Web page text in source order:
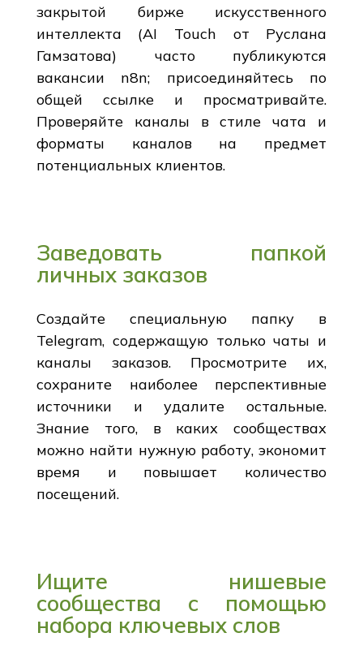
закрытой бирже искусственного
интеллекта (AI Touch от Руслана
Гамзатова) часто публикуются
вакансии n8n; присоединяйтесь по
общей ссылке и просматривайте.
Проверяйте каналы в стиле чата и
форматы каналов на предмет
потенциальных клиентов.
Заведовать папкой
личных заказов
Создайте специальную папку в
Telegram, содержащую только чаты и
каналы заказов. Просмотрите их,
сохраните наиболее перспективные
источники и удалите остальные.
Знание того, в каких сообществах
можно найти нужную работу, экономит
время и повышает количество
посещений.
Ищите нишевые
сообщества с помощью
набора ключевых слов